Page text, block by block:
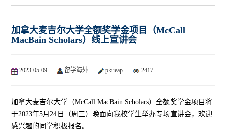
加拿大麦吉尔大学全额奖学金项目（McCall
MacBain Scholars）线上宣讲会
2023-05-09 留学海外 pkueap 2417
加拿大麦吉尔大学（McCall MacBain Scholars）全额奖学金项目将
于2023年5月24日（周三）晚面向我校学生举办专场宣讲会，欢迎
感兴趣的同学积极报名。